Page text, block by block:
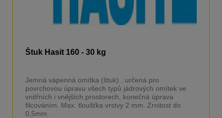
Štuk Hasit 160 - 30 kg
Jemná vápenná omítka (štuk) , určená pro
povrchovou úpravu všech typů jádrových omítek ve
vnitřních i vnějších prostorech, konečná úprava
filcováním. Max. tloušťka vrstvy 2 mm. Zrnitost do
0,5mm.